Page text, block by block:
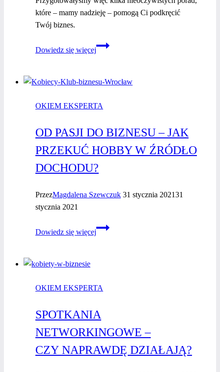
które – mamy nadzieję – pomogą Ci podkręcić
Twój biznes.
Dowiedz się więcej
Idziemy
OKIEM EKSPERTA
OD PASJI DO BIZNESU – JAK
PRZEKUĆ HOBBY W ŹRÓDŁO
DOCHODU?
PrzezMagdalena Szewczuk 31 stycznia 202131
stycznia 2021
Dowiedz się więcej
Od pasji
hobby
dochodu?
OKIEM EKSPERTA
SPOTKANIA
NETWORKINGOWE –
CZY NAPRAWDĘ DZIAŁAJĄ?